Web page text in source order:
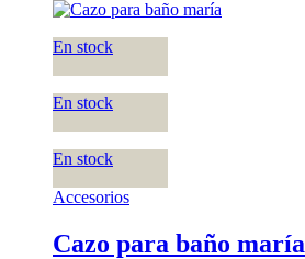
En stock
En stock
En stock
Accesorios
Cazo para baño maría